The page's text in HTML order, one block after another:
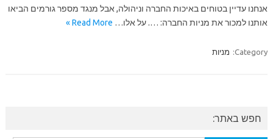
אנחנו עדיין בטוחים באיכות החברה וניהולה, אבל מנגד מספר גורמים הביאו
אותנו למכור את מניות החברה: …. על אלו…Read More »
Category: מניות
חפש באתר: